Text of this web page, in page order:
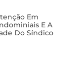
Em
E A
Do Síndico